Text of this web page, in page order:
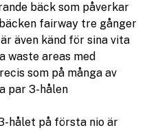
bäck som påverkar
fairway tre gånger
även känd för sina vita
waste areas med
som på många av
par 3-hålen
hålet på första nio är